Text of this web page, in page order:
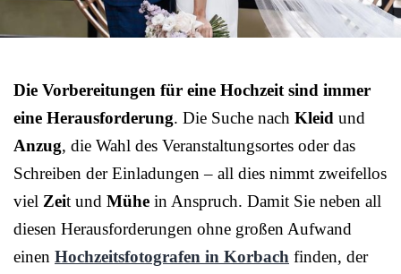
Die Vorbereitungen für eine Hochzeit sind immer
eine Herausforderung. Die Suche nach Kleid und
Anzug, die Wahl des Veranstaltungsortes oder das
Schreiben der Einladungen – all dies nimmt zweifellos
viel Zeit und Mühe in Anspruch. Damit Sie neben all
diesen Herausforderungen ohne großen Aufwand
einen Hochzeitsfotografen in Korbach finden, der